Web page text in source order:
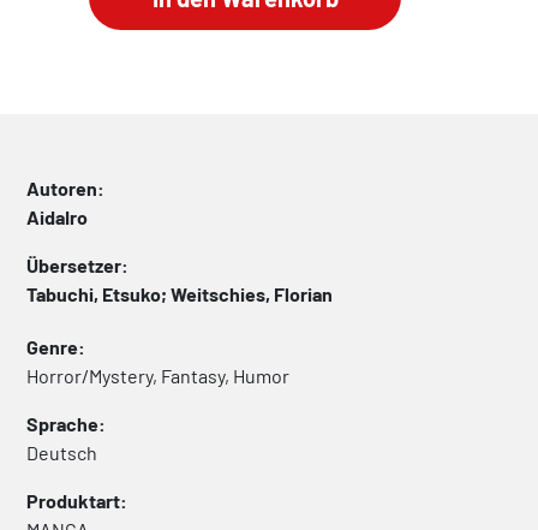
Autoren:
AidaIro
Übersetzer:
Tabuchi, Etsuko; Weitschies, Florian
Genre:
Horror/Mystery, Fantasy, Humor
Sprache:
Deutsch
Produktart: